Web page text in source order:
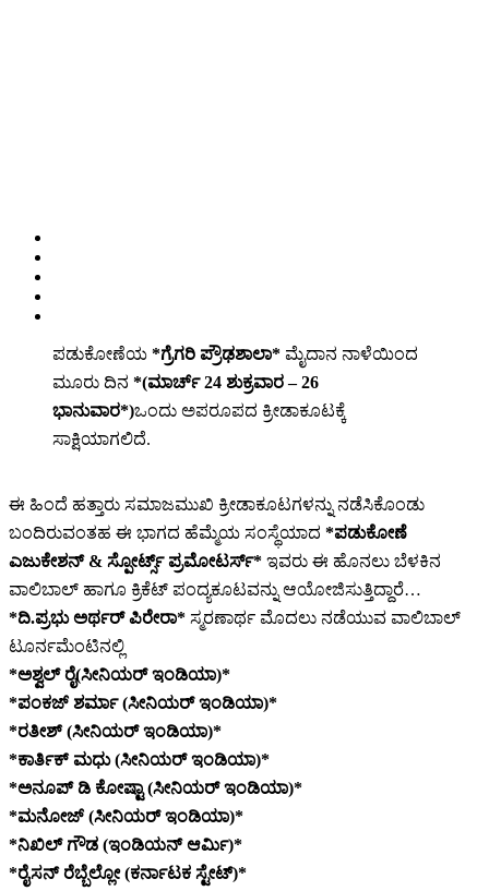
ಪಡುಕೋಣೆಯ *ಗ್ರೆಗರಿ ಪ್ರೌಢಶಾಲಾ* ಮೈದಾನ ನಾಳೆಯಿಂದ
ಮೂರು ದಿನ *(ಮಾರ್ಚ್ 24 ಶುಕ್ರವಾರ – 26
ಭಾನುವಾರ*)ಒಂದು ಅಪರೂಪದ ಕ್ರೀಡಾಕೂಟಕ್ಕೆ
ಸಾಕ್ಷಿಯಾಗಲಿದೆ.
ಈ ಹಿಂದೆ ಹತ್ತಾರು ಸಮಾಜಮುಖಿ ಕ್ರೀಡಾಕೂಟಗಳನ್ನು ನಡೆಸಿಕೊಂಡು
ಬಂದಿರುವಂತಹ ಈ ಭಾಗದ ಹೆಮ್ಮೆಯ ಸಂಸ್ಥೆಯಾದ *ಪಡುಕೋಣೆ
ಎಜುಕೇಶನ್ & ಸ್ಪೋರ್ಟ್ಸ್ ಪ್ರಮೋಟರ್ಸ್* ಇವರು ಈ ಹೊನಲು ಬೆಳಕಿನ
ವಾಲಿಬಾಲ್ ಹಾಗೂ ಕ್ರಿಕೆಟ್ ಪಂದ್ಯಕೂಟವನ್ನು ಆಯೋಜಿಸುತ್ತಿದ್ದಾರೆ…
*ದಿ.ಪ್ರಭು ಅರ್ಥರ್ ಪಿರೇರಾ* ಸ್ಮರಣಾರ್ಥ ಮೊದಲು ನಡೆಯುವ ವಾಲಿಬಾಲ್
ಟೂರ್ನಮೆಂಟಿನಲ್ಲಿ
*ಅಶ್ವಲ್ ರೈ(ಸೀನಿಯರ್ ಇಂಡಿಯಾ)*
*ಪಂಕಜ್ ಶರ್ಮಾ (ಸೀನಿಯರ್ ಇಂಡಿಯಾ)*
*ರತೀಶ್ (ಸೀನಿಯರ್ ಇಂಡಿಯಾ)*
*ಕಾರ್ತಿಕ್ ಮಧು (ಸೀನಿಯರ್ ಇಂಡಿಯಾ)*
*ಅನೂಪ್ ಡಿ ಕೋಷ್ಟಾ (ಸೀನಿಯರ್ ಇಂಡಿಯಾ)*
*ಮನೋಜ್ (ಸೀನಿಯರ್ ಇಂಡಿಯಾ)*
*ನಿಖಿಲ್ ಗೌಡ (ಇಂಡಿಯನ್ ಆರ್ಮಿ)*
*ರೈಸನ್ ರೆಬ್ಬೆಲ್ಲೋ (ಕರ್ನಾಟಕ ಸ್ಟೇಟ್)*